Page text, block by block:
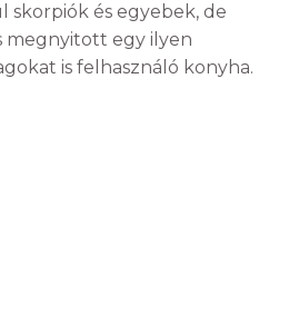
skorpiók és egyebek, de
megnyitott egy ilyen
is felhasználó konyha.